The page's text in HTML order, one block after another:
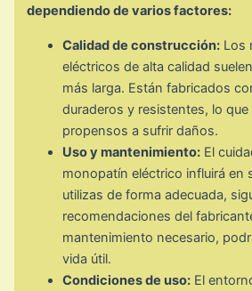
dependiendo de varios factores:
Calidad de construcción: Los
eléctricos de alta calidad
más larga. Están fabricados
duraderos y resistentes, lo
propensos a sufrir daños.
Uso y mantenimiento: El
monopatín eléctrico influirá en
utilizas de forma adecuada,
recomendaciones del
mantenimiento necesario,
vida útil.
Condiciones de uso: El